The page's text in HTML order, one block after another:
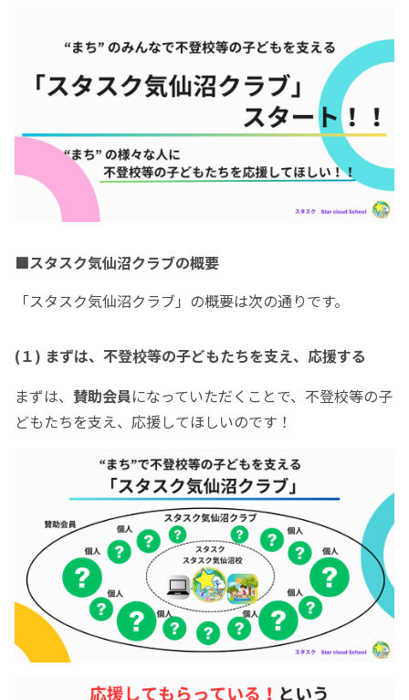
■スタスク気仙沼クラブの概要
「スタスク気仙沼クラブ」の概要は次の通りです。
(１) まずは、不登校等の子どもたちを支え、応援する
まずは、 賛助会員になっていただくことで、不登校等の子
どもたちを支え、応援してほしいのです！